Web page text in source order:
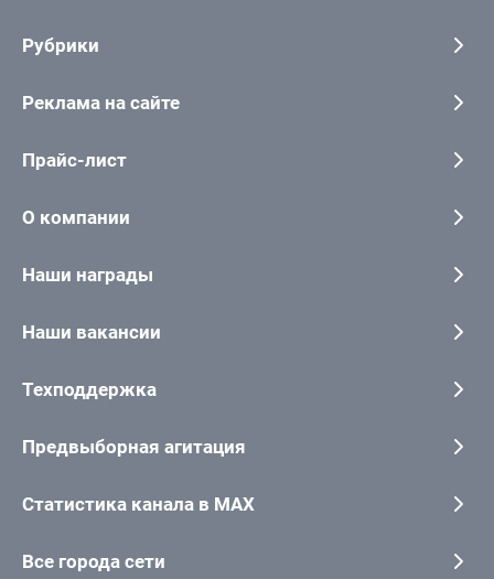
Рубрики
Реклама на сайте
Прайс-лист
О компании
Наши награды
Наши вакансии
Техподдержка
Предвыборная агитация
Статистика канала в MAX
Все города сети